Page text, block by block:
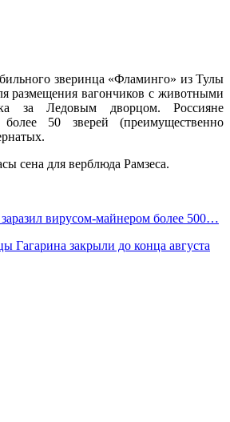
зверинца «Фламинго» из Тулы
размещения вагончиков с животными
за Ледовым дворцом. Россияне
50 зверей (преимущественно
сена для верблюда Рамзеса.
вирусом-майнером более 500…
Гагарина закрыли до конца августа